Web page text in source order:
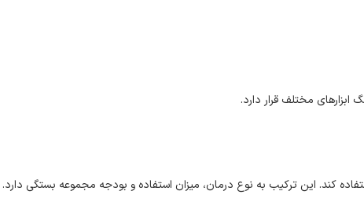
مختلف قرار دارد.
کند. این ترکیب به نوع درمان، میزان استفاده و بودجه مجموعه بستگی دارد.